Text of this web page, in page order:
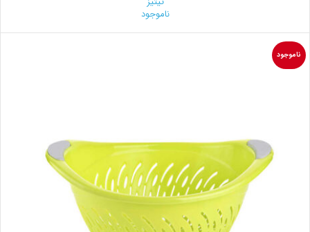
ناموجود
ناموجود